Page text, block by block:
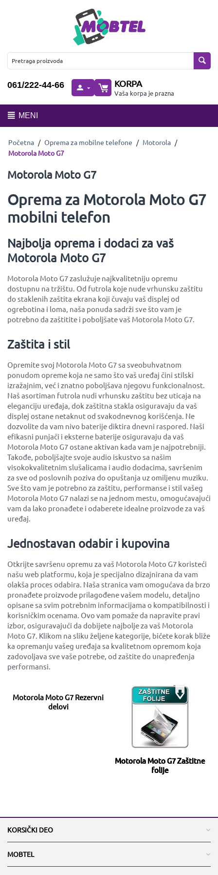
061/222-44-66 KORPA
Vaša korpa je prazna
MENI
Početna / Oprema za mobilne telefone / Motorola /
Motorola Moto G7
Motorola Moto G7
Oprema za Motorola Moto G7
mobilni telefon
Najbolja oprema i dodaci za vaš
Motorola Moto G7
Motorola Moto G7 zaslužuje najkvalitetniju opremu
dostupnu na tržištu. Od futrola koje nude vrhunsku zaštitu
do staklenih zaštita ekrana koji čuvaju vaš displej od
ogrebotina i loma, naša ponuda sadrži sve što vam je
potrebno da zaštitite i poboljšate vaš Motorola Moto G7.
Zaštita i stil
Opremite svoj Motorola Moto G7 sa sveobuhvatnom
ponudom opreme koja ne samo što vaš uređaj čini stilski
izražajnim, već i znatno poboljšava njegovu funkcionalnost.
Naš asortiman futrola nudi vrhunsku zaštitu bez uticaja na
eleganciju uređaja, dok zaštitna stakla osiguravaju da vaš
displej ostane netaknut od svakodnevnog korišćenja. Ne
dozvolite da vam nivo baterije diktira dnevni raspored. Naši
efikasni punjači i eksterne baterije osiguravaju da vaš
Motorola Moto G7 ostane aktivan kada vam je najpotrebniji.
Takođe, poboljšajte svoje audio iskustvo sa našim
visokokvalitetnim slušalicama i audio dodacima, savršenim
za sve od poslovnih poziva do opuštanja uz omiljenu muziku.
Sve što vam je potrebno za zaštitu, performanse i stil vašeg
Motorola Moto G7 nalazi se na jednom mestu, omogućavajući
vam da lako pronađete i odaberete idealne proizvode za vaš
uređaj.
Jednostavan odabir i kupovina
Otkrijte savršenu opremu za vaš Motorola Moto G7 koristeći
našu web platformu, koja je specijalno dizajnirana da vam
olakša proces odabira. Naša stranica vam omogućava da brzo
pronađete proizvode prilagođene vašem modelu, detaljno
opisane sa svim potrebnim informacijama o kompatibilnosti i
korisničkim ocenama. Ovo vam pomaže da napravite pravi
izbor, osiguravajući da dobijete najbolje za vaš Motorola
Moto G7. Klikom na sliku željene kategorije, bićete korak bliže
ka opremanju vašeg uređaja sa kvalitetnom opremom koja
zadovoljava sve vaše potrebe, od zaštite do unapređenja
performansi.
Motorola Moto G7 Rezervni
delovi
Motorola Moto G7 Zaštitne
folije
KORSIČKI DEO
MOBTEL